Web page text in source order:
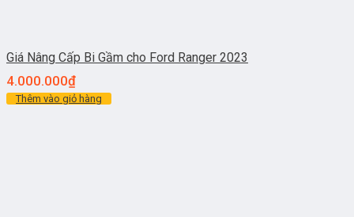
Giá Nâng Cấp Bi Gầm cho Ford Ranger 2023
4.000.000₫
Thêm vào giỏ hàng